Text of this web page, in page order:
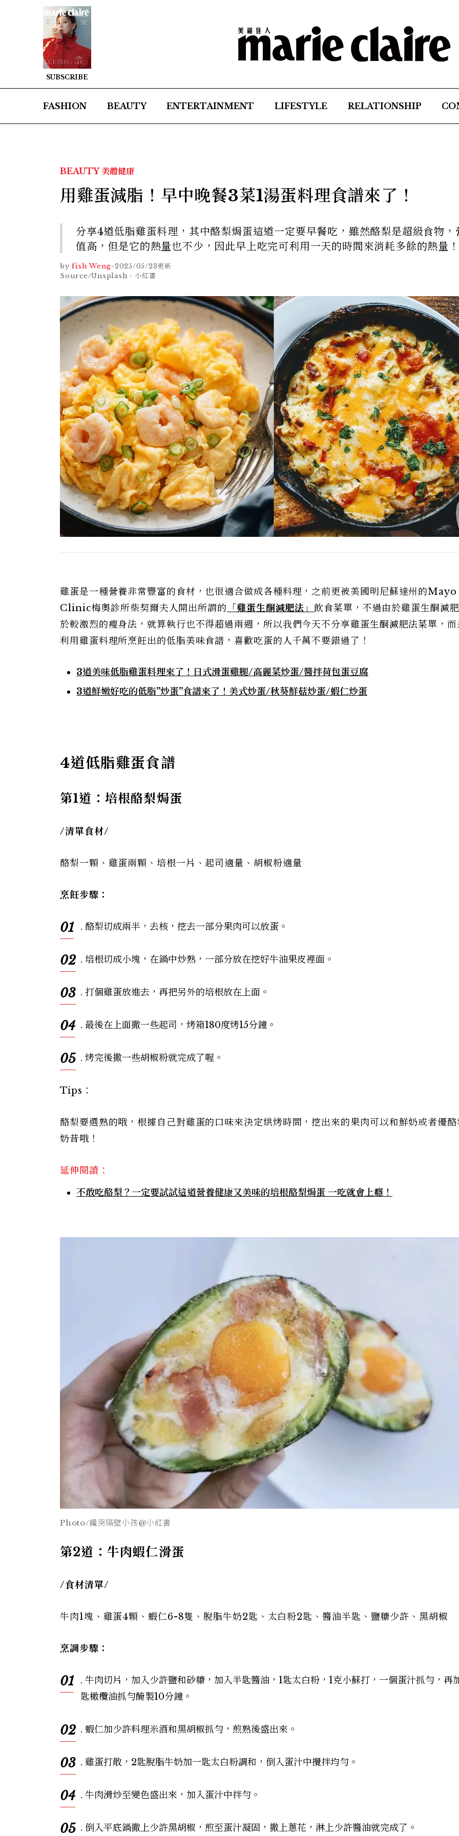
SUBSCRIBE
FASHION BEAUTY ENTERTAINMENT LIFESTYLE RELATIONSHIP
BEAUTY 美體健康
用雞蛋減脂！早中晚餐3菜1湯蛋料理食譜來了！
分享4道低脂雞蛋料理，其中酪梨焗蛋這道一定要早餐吃，雖然酪梨是超級食物，
值高，但是它的熱量也不少，因此早上吃完可利用一天的時間來消耗多餘的熱量！
by fish Weng-2025/05/23更新
Source/Unsplash、小紅書
雞蛋是一種營養非常豐富的食材，也很適合做成各種料理，之前更被美國明尼蘇達州的Mayo
Clinic梅奧診所柴契爾夫人開出所謂的 「雞蛋生酮減肥法」飲食菜單，不過由於雞蛋生酮減
於較激烈的瘦身法，就算執行也不得超過兩週，所以我們今天不分享雞蛋生酮減肥法菜單，
利用雞蛋料理所烹飪出的低脂美味食譜，喜歡吃蛋的人千萬不要錯過了！
3道美味低脂雞蛋料理來了！日式滑蛋雞腿/高麗菜炒蛋/醬拌荷包蛋豆腐
3道鮮嫩好吃的低脂”炒蛋”食譜來了！美式炒蛋/秋葵鮮菇炒蛋/蝦仁炒蛋
4道低脂雞蛋食譜
第1道：培根酪梨焗蛋
/清單食材/
酪梨一顆、雞蛋兩顆、培根一片、起司適量、胡椒粉適量
烹飪步驟：
01 . 酪梨切成兩半，去核，挖去一部分果肉可以放蛋。
02 . 培根切成小塊，在鍋中炒熟，一部分放在挖好牛油果皮裡面。
03 . 打個雞蛋放進去，再把另外的培根放在上面。
04 . 最後在上面撒一些起司，烤箱180度烤15分鐘。
05 . 烤完後撒一些胡椒粉就完成了喔。
Tips：
酪梨要選熟的哦，根據自己對雞蛋的口味來決定烘烤時間，挖出來的果肉可以和鮮奶或者優
奶昔哦！
延伸閱讀：
不敢吃酪梨？一定要試試這道營養健康又美味的培根酪梨焗蛋 一吃就會上癮！
Photo/饞哭隔壁小孩@小紅書
第2道：牛肉蝦仁滑蛋
/食材清單/
牛肉1塊、雞蛋4顆、蝦仁6-8隻、脫脂牛奶2匙、太白粉2匙、醬油半匙、鹽糖少許、黑胡椒
烹調步驟：
01
. 牛肉切片，加入少許鹽和砂糖，加入半匙醬油，1匙太白粉，1克小蘇打，一個蛋汁抓勻，再
匙橄欖油抓勻醃製10分鐘。
02 . 蝦仁加少許料理米酒和黑胡椒抓勻，煎熟後盛出來。
03 . 雞蛋打散，2匙脫脂牛奶加一匙太白粉調和，倒入蛋汁中攪拌均勻。
04 . 牛肉滑炒至變色盛出來，加入蛋汁中拌勻。
05 . 倒入平底鍋撒上少許黑胡椒，煎至蛋汁凝固，撒上蔥花，淋上少許醬油就完成了。